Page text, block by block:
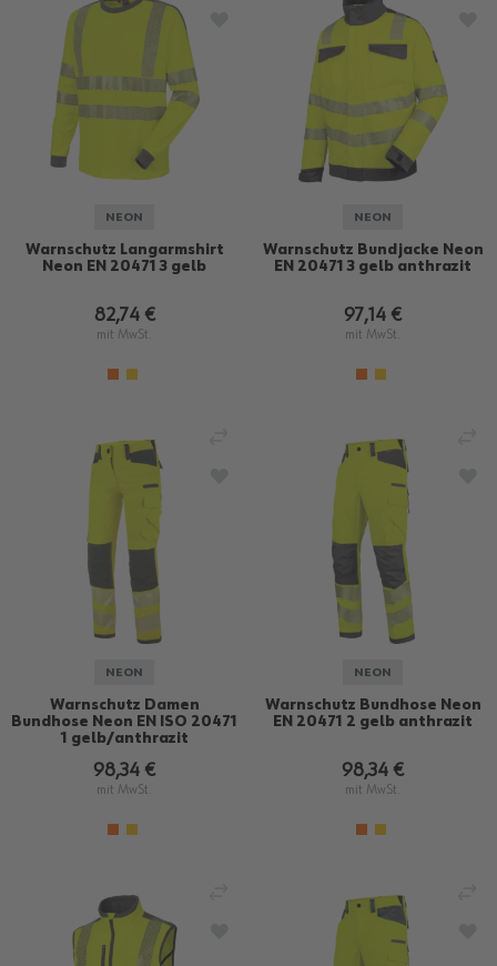
NEON
Warnschutz Langarmshirt
Neon EN 20471 3 gelb
82,74 €
mit MwSt.
ZUR WUNSCHLISTE HINZUFÜGEN
NEON
Warnschutz Bundjacke Neon
EN 20471 3 gelb anthrazit
97,14 €
mit MwSt.
NEON
Warnschutz Damen
Bundhose Neon EN ISO 20471
1 gelb/anthrazit
98,34 €
mit MwSt.
ZUR WUNSCHLISTE HINZUFÜGEN
NEON
Warnschutz Bundhose Neon
EN 20471 2 gelb anthrazit
98,34 €
mit MwSt.
ZUR WUNSCHLISTE HINZUFÜGEN